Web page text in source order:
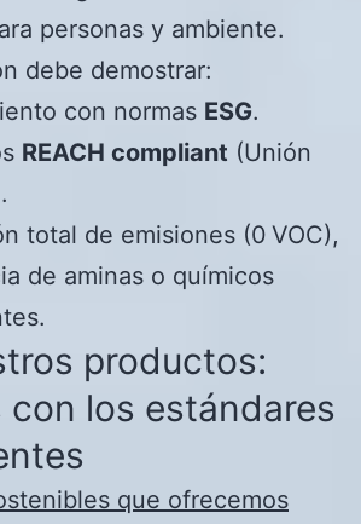
personas y ambiente.
debe demostrar:
con normas ESG.
REACH compliant (Unión
total de emisiones (0 VOC),
de aminas o químicos
productos:
con los estándares
que ofrecemos